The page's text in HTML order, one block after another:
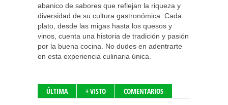
abanico de sabores que reflejan la riqueza y
diversidad de su cultura gastronómica. Cada
plato, desde las migas hasta los quesos y
vinos, cuenta una historia de tradición y pasión
por la buena cocina. No dudes en adentrarte
en esta experiencia culinaria única.
ÚLTIMA + VISTO COMENTARIOS